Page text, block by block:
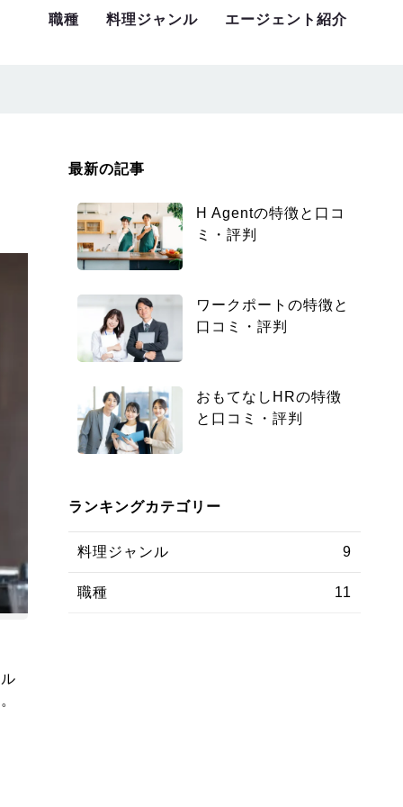
職種 料理ジャンル エージェント紹介
最新の記事
H Agentの特徴と口コ
ミ・評判
ワークポートの特徴と
口コミ・評判
おもてなしHRの特徴
と口コミ・評判
ランキングカテゴリー
料理ジャンル 9
職種 11